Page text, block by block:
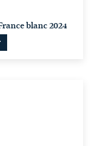
blanc 2024